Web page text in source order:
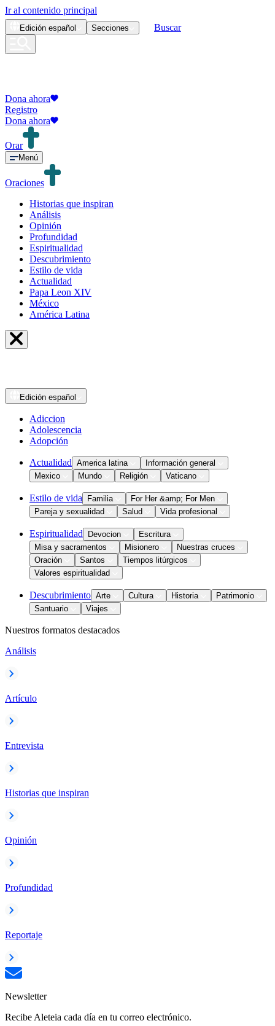
Ir al contenido principal
Edición español Secciones Buscar
Dona ahora
Registro
Dona ahora
Orar
Menú
Oraciones
Historias que inspiran
Análisis
Opinión
Profundidad
Espiritualidad
Descubrimiento
Estilo de vida
Actualidad
Papa Leon XIV
México
América Latina
Edición español
Adiccion
Adolescencia
Adopción
Actualidad America latina
Información general
Mexico
Mundo Religión Vaticano
Estilo de vida Familia
For Her &amp; For Men
Pareja y sexualidad
Salud Vida profesional
Espiritualidad Devocion
Escritura
Misa y sacramentos
Misionero
Nuestras cruces
Oración
Santos
Tiempos litúrgicos
Valores espiritualidad
Descubrimiento Arte Cultura Historia
Patrimonio
Santuario
Viajes
Nuestros formatos destacados
Análisis
Artículo
Entrevista
Historias que inspiran
Opinión
Profundidad
Reportaje
Newsletter
Recibe Aleteia cada día en tu correo electrónico.